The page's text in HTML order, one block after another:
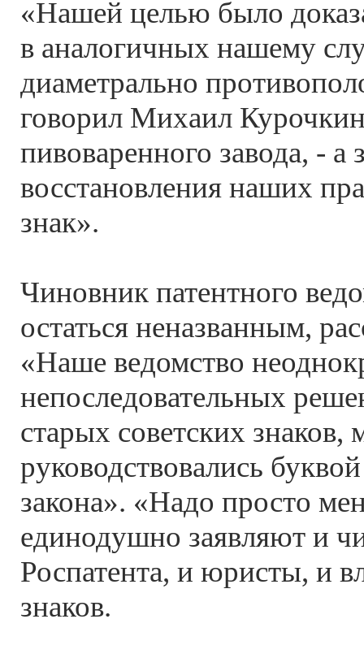
«Нашей целью было
в аналогичных нашему
диаметрально
говорил Михаил
пивоваренного завода, - а
восстановления наших
знак».
Чиновник патентного
остаться неназванным,
«Наше ведомство
непоследовательных
старых советских знаков,
руководствовались
закона». «Надо просто
единодушно заявляют и
Роспатента, и юристы, и
знаков.